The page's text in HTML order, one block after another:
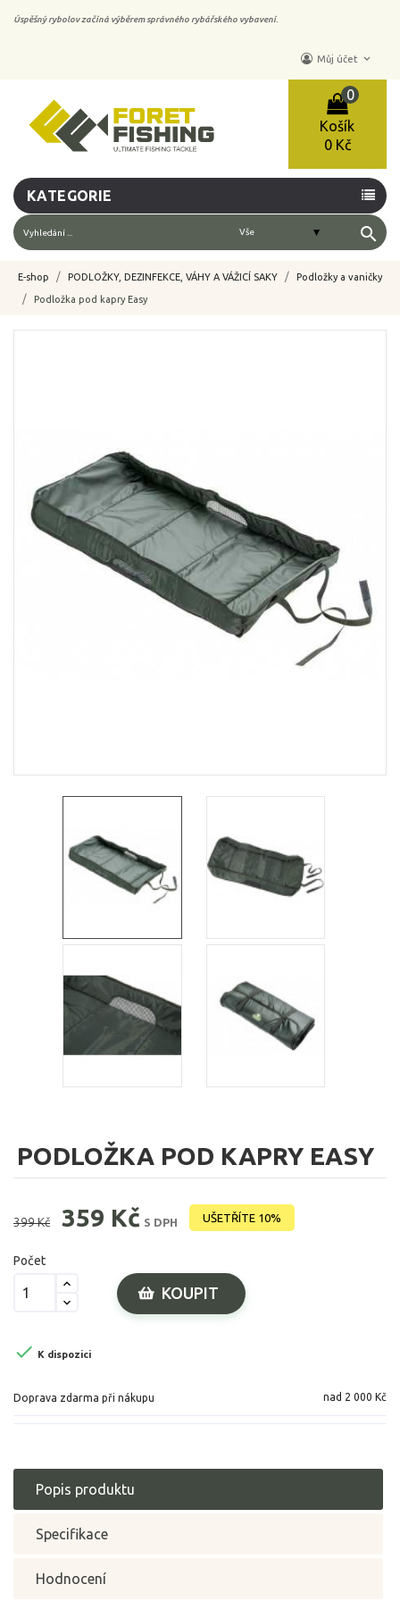
Úspěšný rybolov začíná výběrem správného rybářského vybavení.
Můj účet keyboard_arrow_down
Košík
0
0 Kč
KATEGORIE
search
E-shop PODLOŽKY, DEZINFEKCE, VÁHY A VÁŽICÍ SAKY Podložky a vaničky
Podložka pod kapry Easy
PODLOŽKA POD KAPRY EASY
399 Kč 359 Kč S DPH UŠETŘÍTE 10%
Počet
KOUPIT
 K dispozici
Doprava zdarma při nákupu nad 2 000 Kč
Popis produktu
Specifikace
Hodnocení